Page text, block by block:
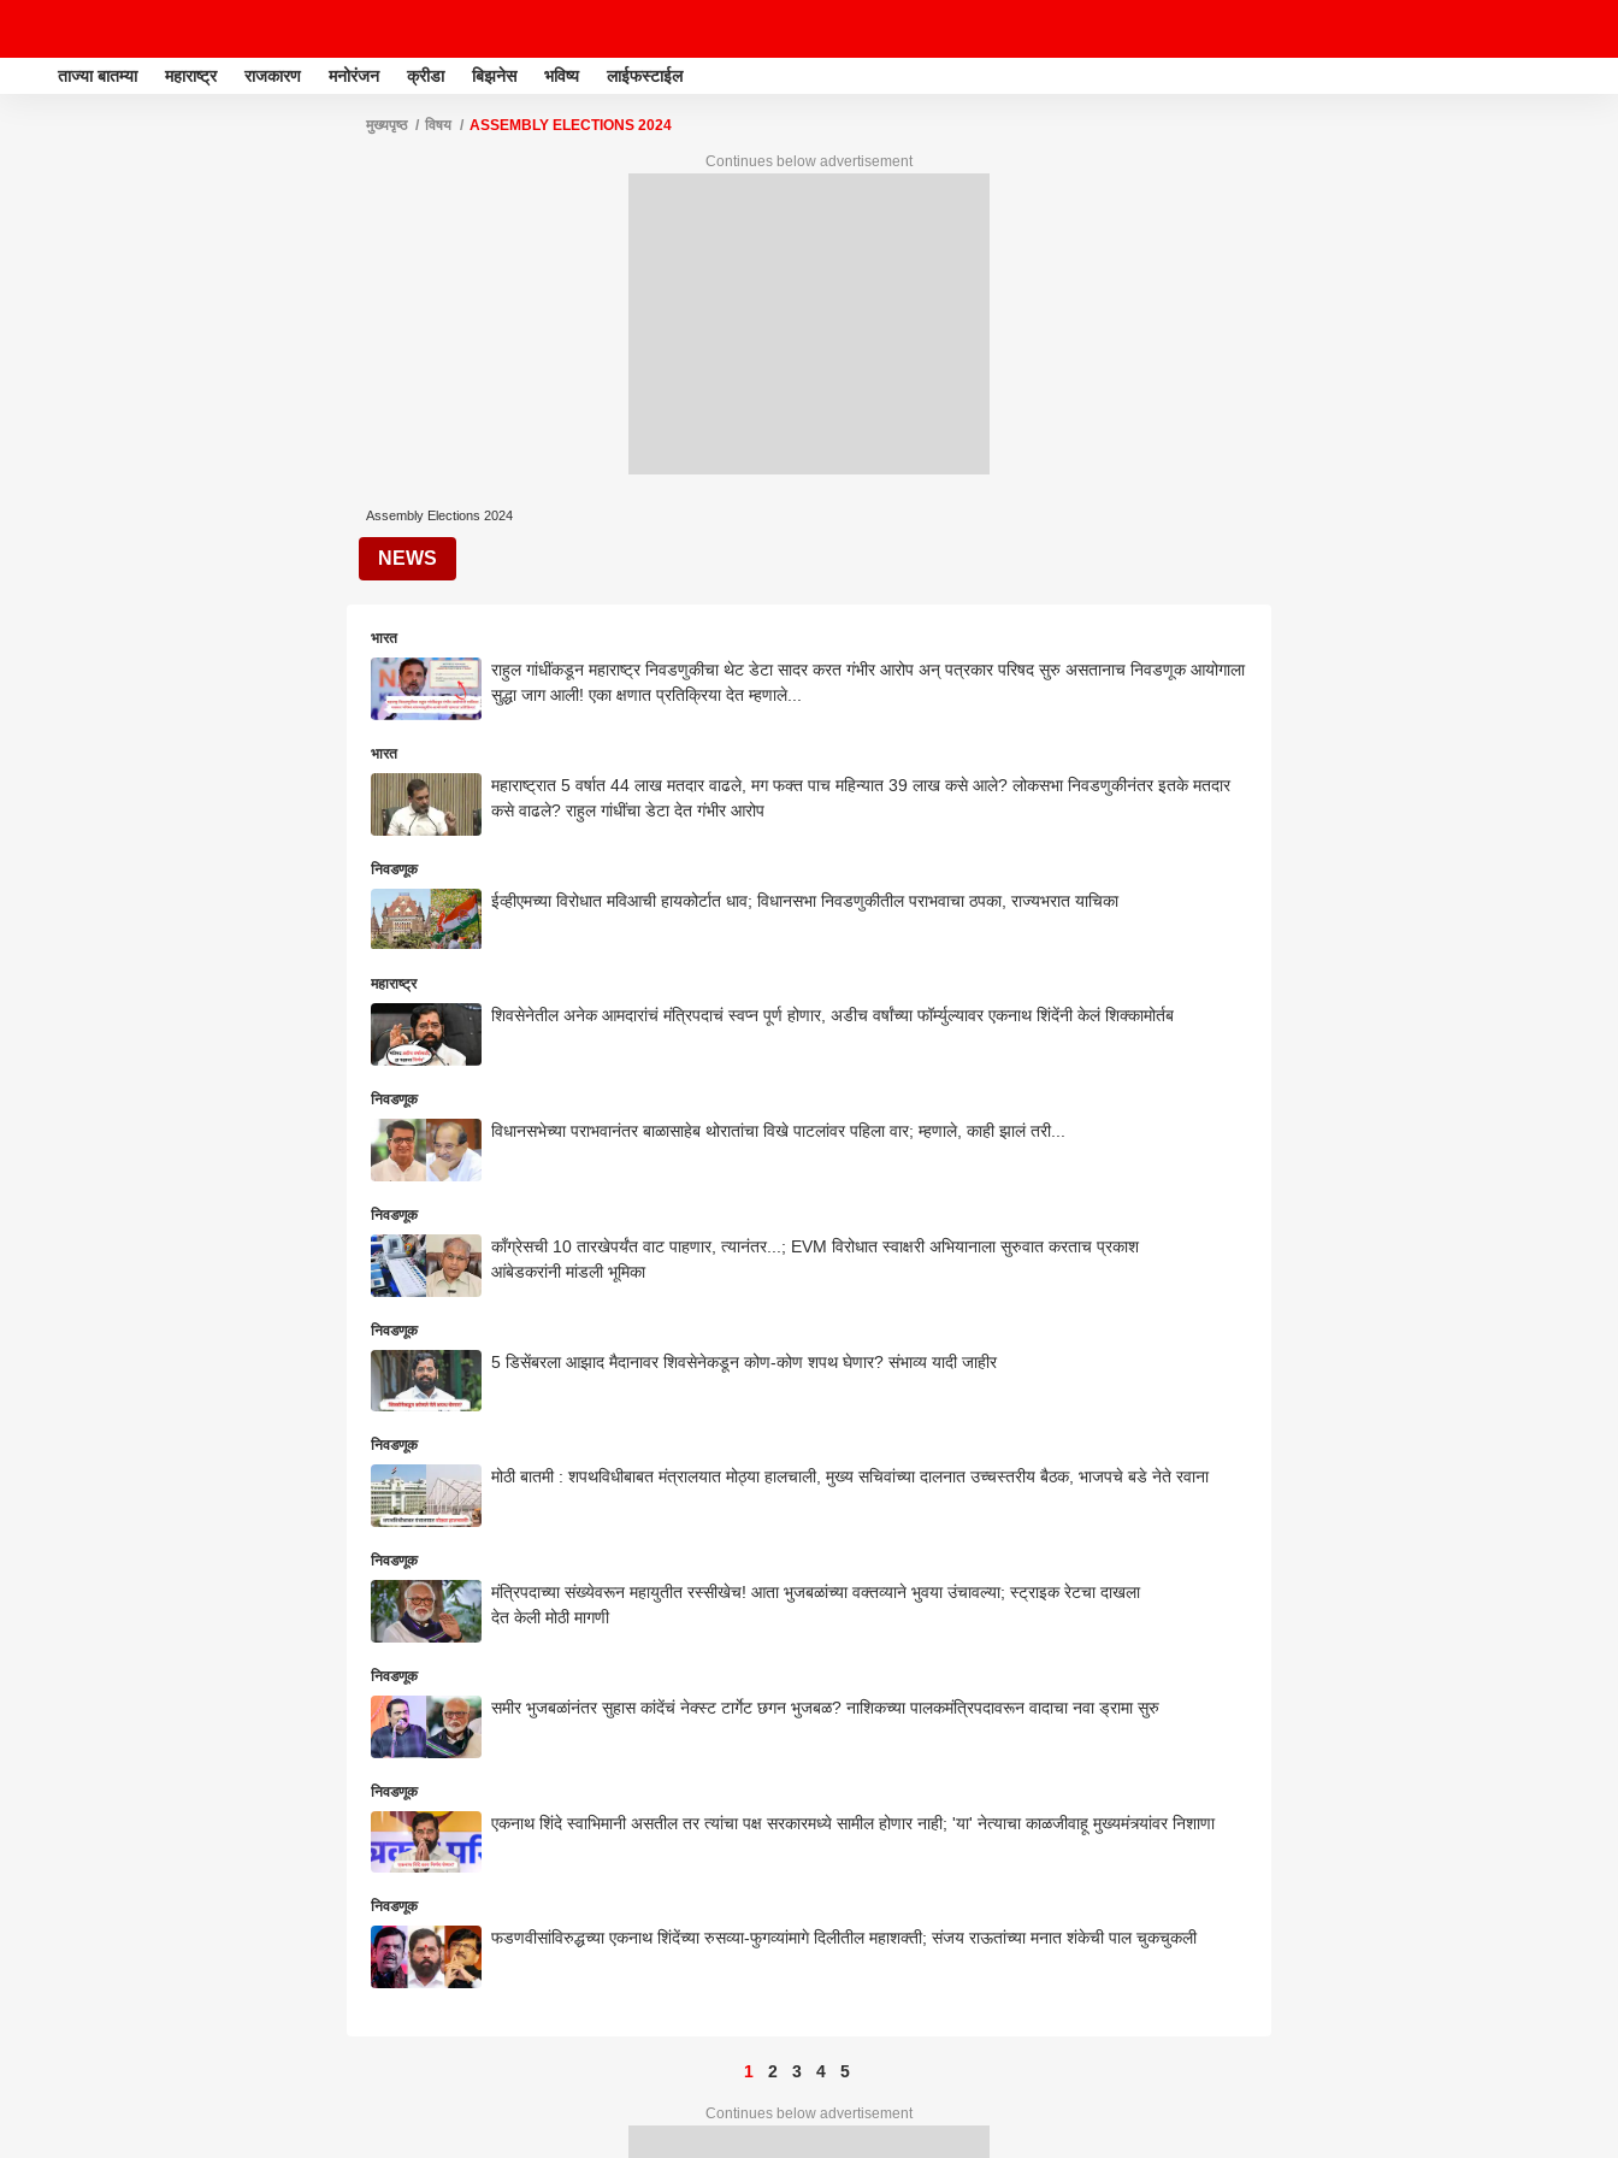
ताज्या बातम्या महाराष्ट्र राजकारण मनोरंजन क्रीडा बिझनेस भविष्य लाईफस्टाईल
मुख्यपृष्ठ विषय ASSEMBLY ELECTIONS 2024
Continues below advertisement
Assembly Elections 2024
NEWS
भारत
राहुल गांधींकडून महाराष्ट्र निवडणुकीचा थेट डेटा सादर करत गंभीर आरोप अन् पत्रकार परिषद सुरु असतानाच निवडणूक आयोगाला
सुद्धा जाग आली! एका क्षणात प्रतिक्रिया देत म्हणाले...
भारत
महाराष्ट्रात 5 वर्षात 44 लाख मतदार वाढले, मग फक्त पाच महिन्यात 39 लाख कसे आले? लोकसभा निवडणुकीनंतर इतके मतदार
कसे वाढले? राहुल गांधींचा डेटा देत गंभीर आरोप
निवडणूक
ईव्हीएमच्या विरोधात मविआची हायकोर्टात धाव; विधानसभा निवडणुकीतील पराभवाचा ठपका, राज्यभरात याचिका
महाराष्ट्र
शिवसेनेतील अनेक आमदारांचं मंत्रिपदाचं स्वप्न पूर्ण होणार, अडीच वर्षांच्या फॉर्म्युल्यावर एकनाथ शिंदेंनी केलं शिक्कामोर्तब
निवडणूक
विधानसभेच्या पराभवानंतर बाळासाहेब थोरातांचा विखे पाटलांवर पहिला वार; म्हणाले, काही झालं तरी...
निवडणूक
काँग्रेसची 10 तारखेपर्यंत वाट पाहणार, त्यानंतर...; EVM विरोधात स्वाक्षरी अभियानाला सुरुवात करताच प्रकाश
आंबेडकरांनी मांडली भूमिका
निवडणूक
5 डिसेंबरला आझाद मैदानावर शिवसेनेकडून कोण-कोण शपथ घेणार? संभाव्य यादी जाहीर
निवडणूक
मोठी बातमी : शपथविधीबाबत मंत्रालयात मोठ्या हालचाली, मुख्य सचिवांच्या दालनात उच्चस्तरीय बैठक, भाजपचे बडे नेते रवाना
निवडणूक
मंत्रि‍पदाच्या संख्येवरून महायुतीत रस्सीखेच! आता भुजबळांच्या वक्तव्याने भुवया उंचावल्या; स्ट्राइक रेटचा दाखला
देत केली मोठी मागणी
निवडणूक
समीर भुजबळांनंतर सुहास कांदेंचं नेक्स्ट टार्गेट छगन भुजबळ? नाशिकच्या पालकमंत्रिपदावरून वादाचा नवा ड्रामा सुरु
निवडणूक
एकनाथ शिंदे स्वाभिमानी असतील तर त्यांचा पक्ष सरकारमध्ये सामील होणार नाही; 'या' नेत्याचा काळजीवाहू मुख्यमंत्र्यांवर निशाणा
निवडणूक
फडणवीसांविरुद्धच्या एकनाथ शिंदेंच्या रुसव्या-फुगव्यांमागे दिलीतील महाशक्ती; संजय राऊतांच्या मनात शंकेची पाल चुकचुकली
1 2 3 4 5
Continues below advertisement